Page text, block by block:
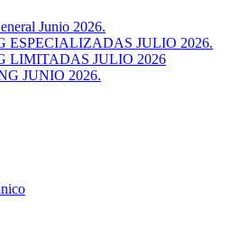
Junio 2026.
ESPECIALIZADAS JULIO 2026.
LIMITADAS JULIO 2026
JUNIO 2026.